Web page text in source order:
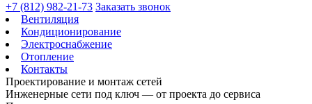
+7 (812) 982-21-73 Заказать звонок
Вентиляция
Кондиционирование
Электроснабжение
Отопление
Контакты
Проектирование и монтаж сетей
Инженерные сети под ключ — от проекта до сервиса